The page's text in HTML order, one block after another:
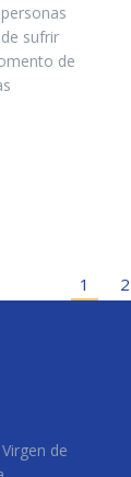
sufrir
de
1 2
de